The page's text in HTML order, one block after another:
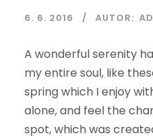
6. 6. 2016 AUTOR:
A wonderful serenity
my entire soul, like
spring which I enjoy
alone, and feel the
spot, which was